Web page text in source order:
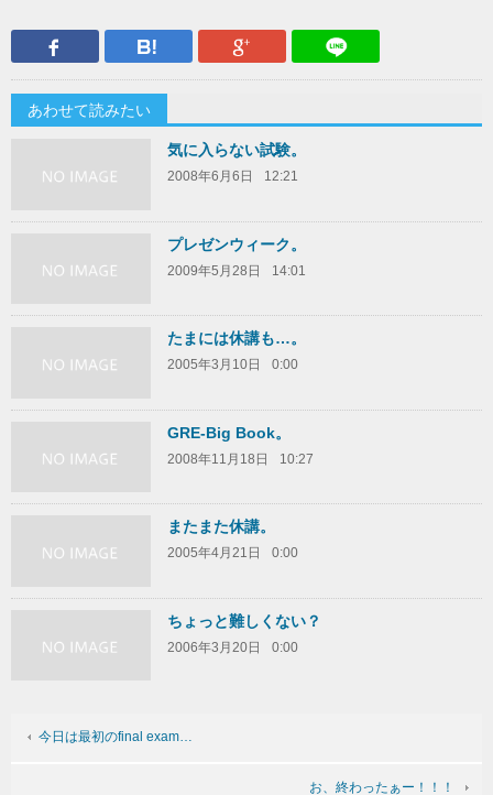
Facebook はてなブックマークGoogle Plus
あわせて読みたい
気に入らない試験。
2008年6月6日 12:21
プレゼンウィーク。
2009年5月28日 14:01
たまには休講も…。
2005年3月10日 0:00
GRE-Big Book。
2008年11月18日 10:27
またまた休講。
2005年4月21日 0:00
ちょっと難しくない？
2006年3月20日 0:00
今日は最初のfinal exam…
お、終わったぁー！！！